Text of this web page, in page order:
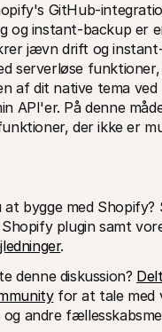
GitHub-
og instant-backup er
jævn drift og
serverløse
af dit native tema
API'er. På denne
der ikke er
at bygge med
plugin samt
.
denne diskussion?
for at tale med
andre